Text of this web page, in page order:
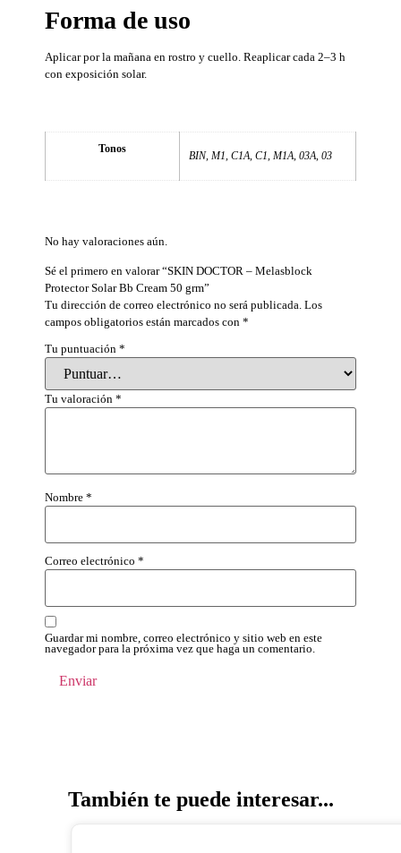
Forma de uso
Aplicar por la mañana en rostro y cuello. Reaplicar cada 2–3 h
con exposición solar.
Tonos
BIN, M1, C1A, C1, M1A, 03A, 03
No hay valoraciones aún.
Sé el primero en valorar “SKIN DOCTOR – Melasblock
Protector Solar Bb Cream 50 grm”
Tu dirección de correo electrónico no será publicada. Los
campos obligatorios están marcados con *
Tu puntuación *
Tu valoración *
Nombre *
Correo electrónico *
Guardar mi nombre, correo electrónico y sitio web en este
navegador para la próxima vez que haga un comentario.
También te puede interesar...